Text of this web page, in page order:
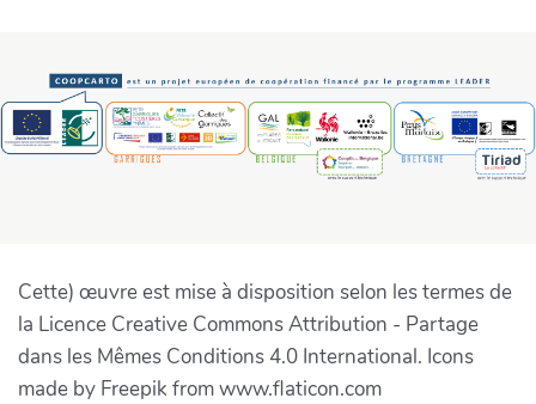
Cette) œuvre est mise à disposition selon les termes de
la Licence Creative Commons Attribution - Partage
dans les Mêmes Conditions 4.0 International. Icons
made by Freepik from www.flaticon.com